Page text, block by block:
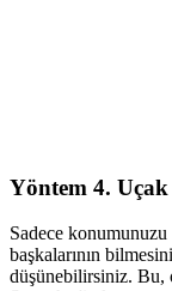
Yöntem 4.
Sadece
başkalarının
düşünebilirsiniz. Bu,